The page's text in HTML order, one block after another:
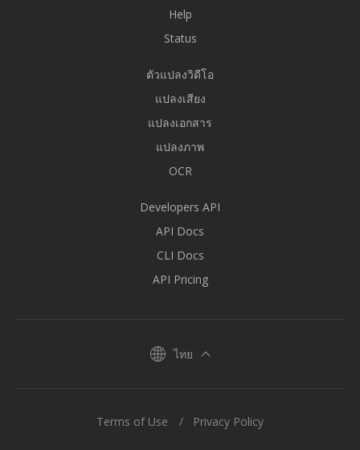
Help
Status
ตัวแปลงวิดีโอ
แปลงเสียง
แปลงเอกสาร
แปลงภาพ
OCR
Developers API
API Docs
CLI Docs
API Pricing
ไทย
Terms of Use Privacy Policy